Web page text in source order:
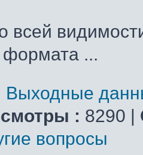
всей
...
Выходные
: 8290 |
вопросы